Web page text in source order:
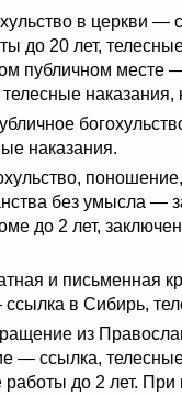
в церкви —
до 20 лет,
публичном месте
телесные
наказания.
без умысла —
до 2 лет,
и письменная
в Сибирь,
из
— ссылка,
работы до 2 лет. При